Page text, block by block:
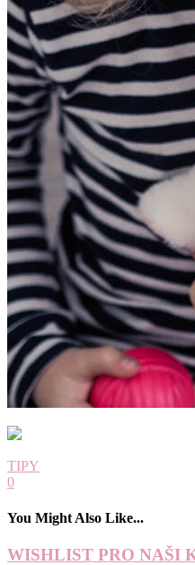
TIPY
0
You Might Also Like...
WISHLIST PRO NAŠI